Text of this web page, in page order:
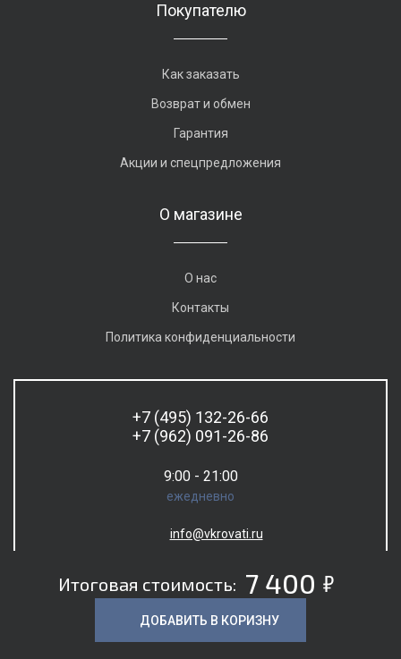
Итоговая стоимость: 7 400 5
ДОБАВИТЬ В КОРИЗНУ
Покупателю
Как заказать
Возврат и обмен
Гарантия
Акции и спецпредложения
О магазине
О нас
Контакты
Политика конфиденциальности
+7 (495) 132-26-66
+7 (962) 091-26-86
9:00 - 21:00
ежедневно
info@vkrovati.ru
© 2026. Все права защищены